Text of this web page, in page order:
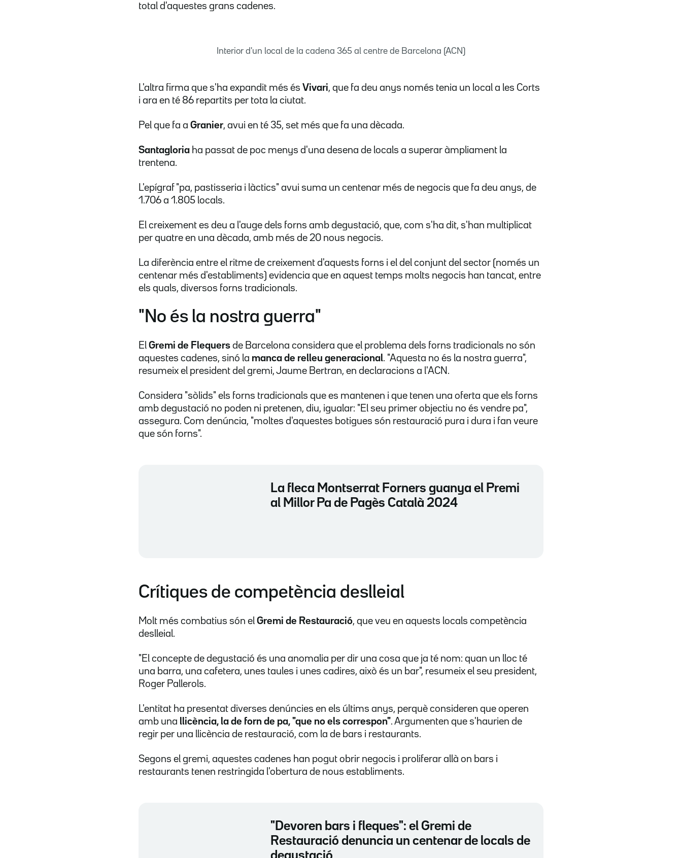
total d'aquestes grans cadenes.
Interior d'un local de la cadena 365 al centre de Barcelona (ACN)
L'altra firma que s'ha expandit més és Vivari, que fa deu anys només tenia un local a les Corts
i ara en té 86 repartits per tota la ciutat.
Pel que fa a Granier, avui en té 35, set més que fa una dècada.
Santagloria ha passat de poc menys d'una desena de locals a superar àmpliament la
trentena.
L'epígraf "pa, pastisseria i làctics" avui suma un centenar més de negocis que fa deu anys, de
1.706 a 1.805 locals.
El creixement es deu a l'auge dels forns amb degustació, que, com s'ha dit, s'han multiplicat
per quatre en una dècada, amb més de 20 nous negocis.
La diferència entre el ritme de creixement d'aquests forns i el del conjunt del sector (només un
centenar més d'establiments) evidencia que en aquest temps molts negocis han tancat, entre
els quals, diversos forns tradicionals.
"No és la nostra guerra"
El Gremi de Flequers de Barcelona considera que el problema dels forns tradicionals no són
aquestes cadenes, sinó la manca de relleu generacional. "Aquesta no és la nostra guerra",
resumeix el president del gremi, Jaume Bertran, en declaracions a l'ACN.
Considera "sòlids" els forns tradicionals que es mantenen i que tenen una oferta que els forns
amb degustació no poden ni pretenen, diu, igualar: "El seu primer objectiu no és vendre pa",
assegura. Com denúncia, "moltes d'aquestes botigues són restauració pura i dura i fan veure
que són forns".
La fleca Montserrat Forners guanya el Premi
al Millor Pa de Pagès Català 2024
Crítiques de competència deslleial
Molt més combatius són el Gremi de Restauració, que veu en aquests locals competència
deslleial.
"El concepte de degustació és una anomalia per dir una cosa que ja té nom: quan un lloc té
una barra, una cafetera, unes taules i unes cadires, això és un bar", resumeix el seu president,
Roger Pallerols.
L'entitat ha presentat diverses denúncies en els últims anys, perquè consideren que operen
amb una llicència, la de forn de pa, "que no els correspon". Argumenten que s'haurien de
regir per una llicència de restauració, com la de bars i restaurants.
Segons el gremi, aquestes cadenes han pogut obrir negocis i proliferar allà on bars i
restaurants tenen restringida l'obertura de nous establiments.
"Devoren bars i fleques": el Gremi de
Restauració denuncia un centenar de locals de
degustació